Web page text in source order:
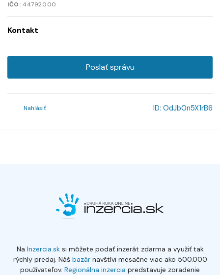
IČO: 44792000
Kontakt
Poslať správu
Nahlásiť ID: OdJb0n5X1rB6
Na Inzercia.sksi môžete podať inzerát zdarma a využiť tak
rýchly predaj. Náš bazárnavštívi mesačne viac ako 500.000
používateľov. Regionálna inzercia predstavuje zoradenie